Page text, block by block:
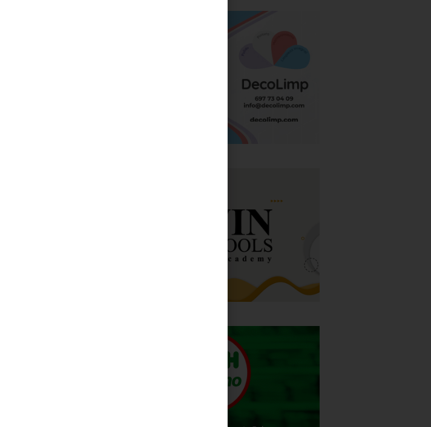
servicio.
Palma del Río,
de los
robos con
de la
abordado
para robarle
de su
los hechos.